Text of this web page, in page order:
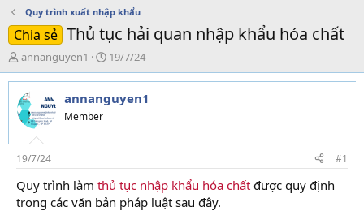
Quy trình xuất nhập khẩu
Chia sẻ Thủ tục hải quan nhập khẩu hóa chất
T
h
r
e
a
d
s
t
a
r
t
annanguyen1
N
g
à
y
i
19/7/24
annanguyen1
Member
19/7/24 #1
Quy trình làm thủ tục nhập khẩu hóa chất được quy định
trong các văn bản pháp luật sau đây.